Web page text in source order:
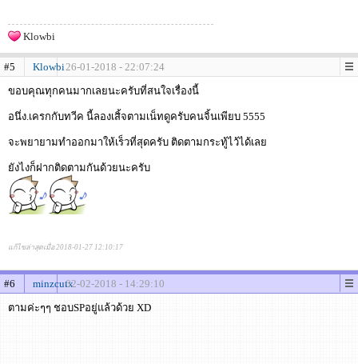
Klowbi
#5 Klowbi26-01-2018 - 22:07:24
ขอบคุณทุกคนมากเลยนะครับที่สนใจเรื่องนี้
อนึ่ง.เครกกับทวีค นี้ลองเสิ้จตามเน็ทดูครับคนจิ้นเพียบ 5555
จะพยายามทำออกมาให้เร็วที่สุดครับ ติดตามกระทู้ไว้ได้เลย
ยังไงก็ฝากติดตามกันด้วยนะครับ
แก้ไขล่าสุดเมื่อ 2018-01-27 12:10:17
#6 minzcutx02-02-2018 - 14:29:10
ตามค่ะๆๆ ชอบSPอยู่แล้วด้วย XD